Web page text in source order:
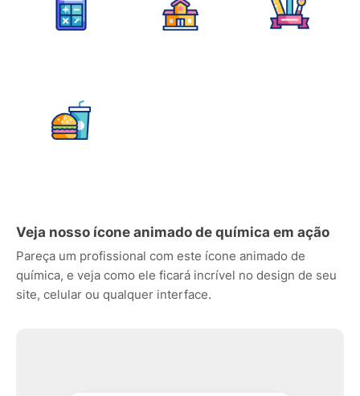
Veja nosso ícone animado de química em ação
Pareça um profissional com este ícone animado de
química, e veja como ele ficará incrível no design de seu
site, celular ou qualquer interface.